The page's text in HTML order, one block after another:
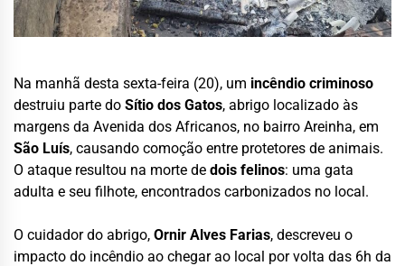
Na manhã desta sexta-feira (20), um incêndio criminoso
destruiu parte do Sítio dos Gatos, abrigo localizado às
margens da Avenida dos Africanos, no bairro Areinha, em
São Luís, causando comoção entre protetores de animais.
O ataque resultou na morte de dois felinos: uma gata
adulta e seu filhote, encontrados carbonizados no local.
O cuidador do abrigo, Ornir Alves Farias, descreveu o
impacto do incêndio ao chegar ao local por volta das 6h da